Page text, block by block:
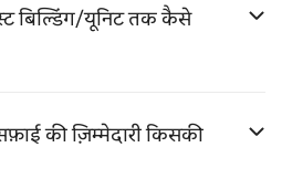
बिल्डिंग/यूनिट तक कैसे
की ज़िम्मेदारी किसकी